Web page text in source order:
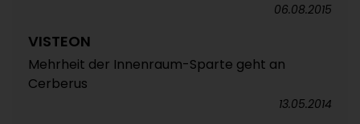
06.08.2015
VISTEON
Mehrheit der Innenraum-Sparte geht an
Cerberus
13.05.2014